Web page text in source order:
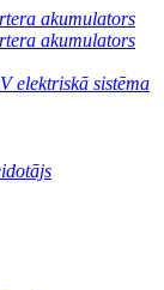
akumulators
akumulators
elektriskā sistēma